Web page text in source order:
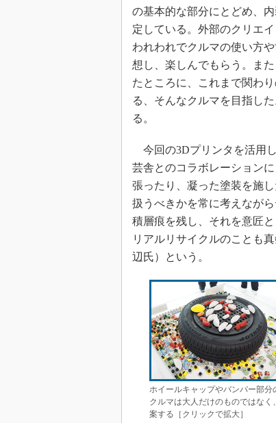
の基本的な部分にとどめ、
定している。外部のクリエ
われわれでクルマの使い方
想し、楽しんでもらう。ま
たところに、これまで関わ
る、そんなクルマを目指し
る。
今回の3Dプリンタを活用
芸舎とのコラボレーション
張ったり、凝った塗装を施
扱うべきかを常に考えなが
積層痕を残し、それを意匠
リアルリサイクルのことも
辺氏）という。
ホイールキャップやバンパー部分
クルマは大人だけのものではな
案する［クリックで拡大］